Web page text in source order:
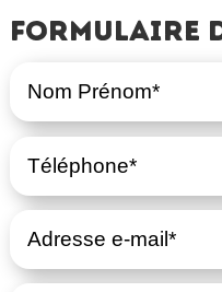
Formulaire